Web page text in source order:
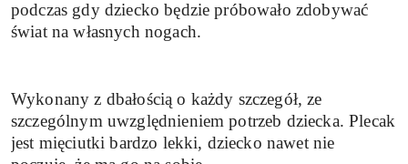
podczas gdy dziecko będzie próbowało zdobywać
świat na własnych nogach.
Wykonany z dbałością o każdy szczegół, ze
szczególnym uwzględnieniem potrzeb dziecka. Plecak
jest mięciutki bardzo lekki, dziecko nawet nie